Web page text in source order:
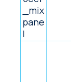
_mix
pane
l